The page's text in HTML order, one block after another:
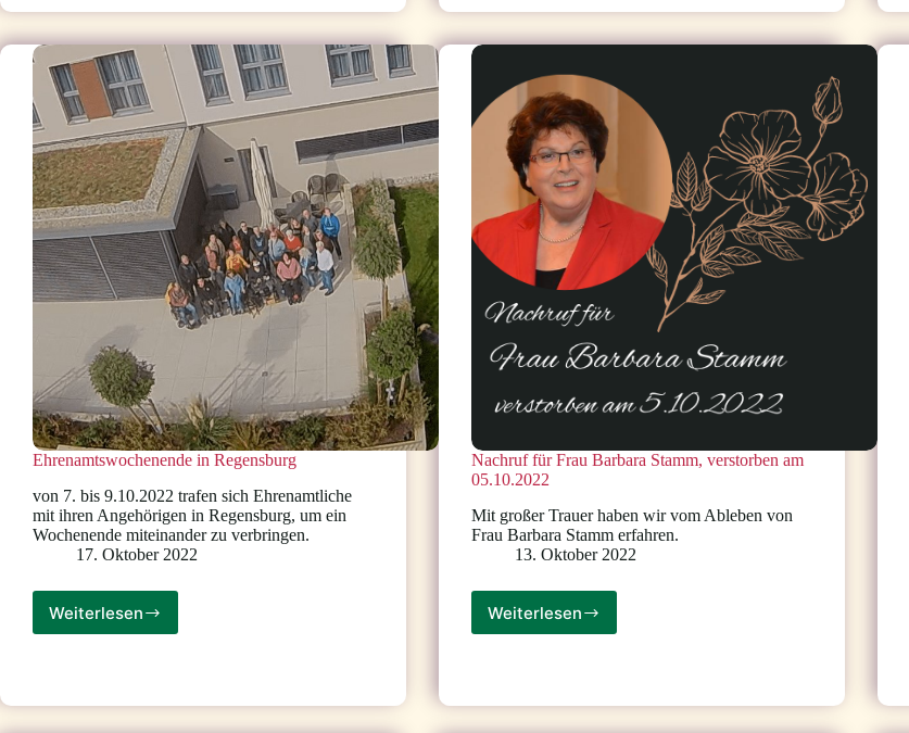
Jahre
SELBSTHILFE
Bayern
e.V
Ehrenamtswochenende in Regensburg
von 7. bis 9.10.2022 trafen sich Ehrenamtliche
mit ihren Angehörigen in Regensburg, um ein
Wochenende miteinander zu verbringen.
17. Oktober 2022
WeiterlesenEhrenamtswochenende
Nachruf für Frau Barbara Stamm, verstorben am
05.10.2022
Mit großer Trauer haben wir vom Ableben von
Frau Barbara Stamm erfahren.
13. Oktober 2022
Weiterlesen
Nachruf
Stamm,